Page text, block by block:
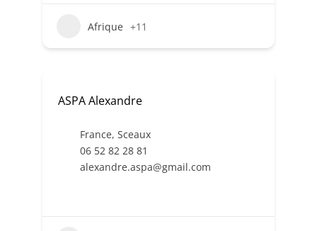
Afrique +11
ASPA Alexandre
France, Sceaux
06 52 82 28 81
alexandre.aspa@gmail.com